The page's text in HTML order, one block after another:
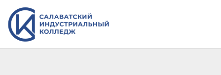
Перейти
содержимому